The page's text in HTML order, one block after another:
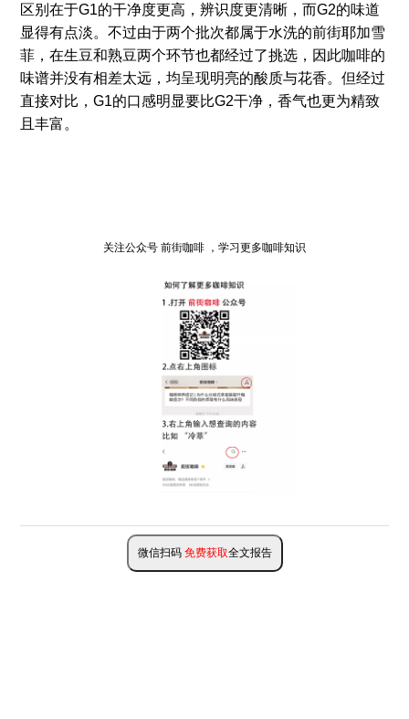
区别在于G1的干净度更高，辨识度更清晰，而G2的味道
显得有点淡。不过由于两个批次都属于水洗的前街耶加雪
菲，在生豆和熟豆两个环节也都经过了挑选，因此咖啡的
味谱并没有相差太远，均呈现明亮的酸质与花香。但经过
直接对比，G1的口感明显要比G2干净，香气也更为精致
且丰富。
关注公众号 前街咖啡 ，学习更多咖啡知识
微信扫码 免费获取全文报告